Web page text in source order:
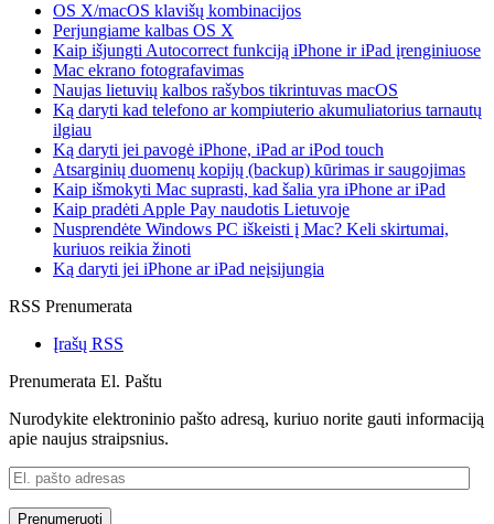
OS X/macOS klavišų kombinacijos
Perjungiame kalbas OS X
Kaip išjungti Autocorrect funkciją iPhone ir iPad įrenginiuose
Mac ekrano fotografavimas
Naujas lietuvių kalbos rašybos tikrintuvas macOS
Ką daryti kad telefono ar kompiuterio akumuliatorius tarnautų
ilgiau
Ką daryti jei pavogė iPhone, iPad ar iPod touch
Atsarginių duomenų kopijų (backup) kūrimas ir saugojimas
Kaip išmokyti Mac suprasti, kad šalia yra iPhone ar iPad
Kaip pradėti Apple Pay naudotis Lietuvoje
Nusprendėte Windows PC iškeisti į Mac? Keli skirtumai,
kuriuos reikia žinoti
Ką daryti jei iPhone ar iPad neįsijungia
RSS Prenumerata
Įrašų RSS
Prenumerata El. Paštu
Nurodykite elektroninio pašto adresą, kuriuo norite gauti informaciją
apie naujus straipsnius.
El.
pašto
adresas
Prenumeruoti